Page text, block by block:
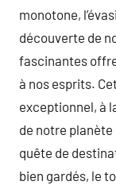
monotone,
découverte de
fascinantes
à nos esprits.
exceptionnel, à
de notre
quête de
bien gardés, le